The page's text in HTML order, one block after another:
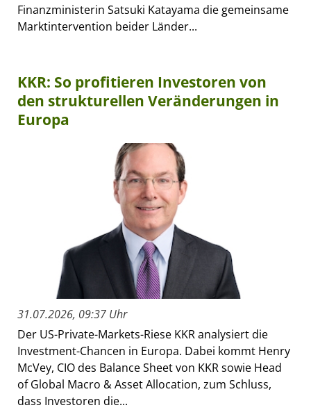
Finanzministerin Satsuki Katayama die gemeinsame
Marktintervention beider Länder...
KKR: So profitieren Investoren von
den strukturellen Veränderungen in
Europa
31.07.2026, 09:37 Uhr
Der US-Private-Markets-Riese KKR analysiert die
Investment-Chancen in Europa. Dabei kommt Henry
McVey, CIO des Balance Sheet von KKR sowie Head
of Global Macro & Asset Allocation, zum Schluss,
dass Investoren die...